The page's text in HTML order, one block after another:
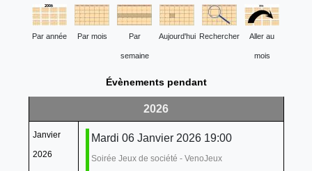
Par année Par mois Par
semaine
Aujourd'hui Rechercher Aller au
mois
Évènements pendant
2026
Janvier
2026
Mardi 06 Janvier 2026 19:00
Soirée Jeux de société - VenoJeux